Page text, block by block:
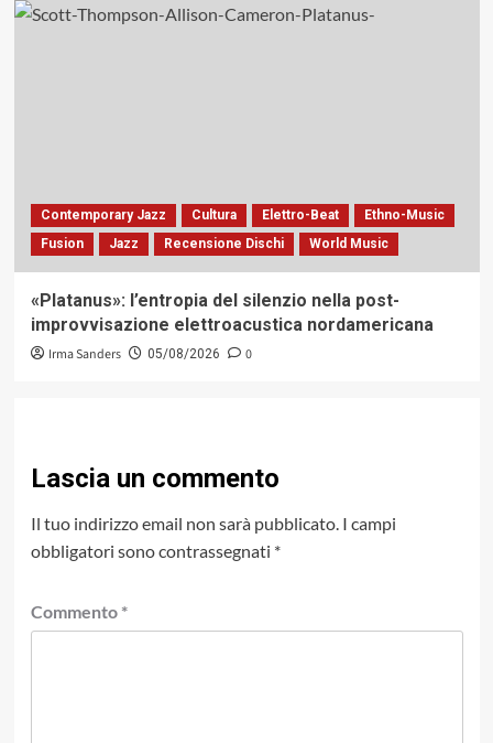
Contemporary Jazz Cultura Elettro-Beat
Ethno-Music
Fusion
Jazz Recensione Dischi World Music
«Platanus»: l’entropia del silenzio nella post-
improvvisazione elettroacustica nordamericana
Irma Sanders 05/08/2026 0
Lascia un commento
Il tuo indirizzo email non sarà pubblicato. I campi
obbligatori sono contrassegnati *
Commento *